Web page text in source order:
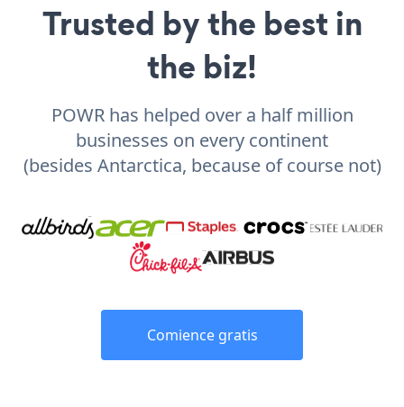
Trusted by the best in
the biz!
POWR has helped over a half million
businesses on every continent
(besides Antarctica, because of course not)
Comience gratis